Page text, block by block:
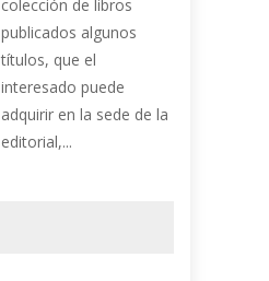
colección de libros
publicados algunos
títulos, que el
interesado puede
adquirir en la sede de la
editorial,...